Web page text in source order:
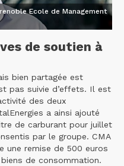
Ecole de Management
de soutien à
bien partagée est
pas suivie d’effets. Il est
des deux
a ainsi ajouté
de carburant pour juillet
par le groupe. CMA
une remise de 500 euros
de consommation.